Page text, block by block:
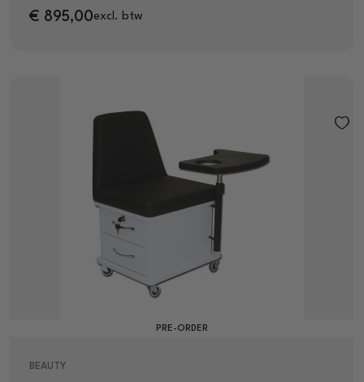
€ 895,00excl. btw
PRE-ORDER
BEAUTY